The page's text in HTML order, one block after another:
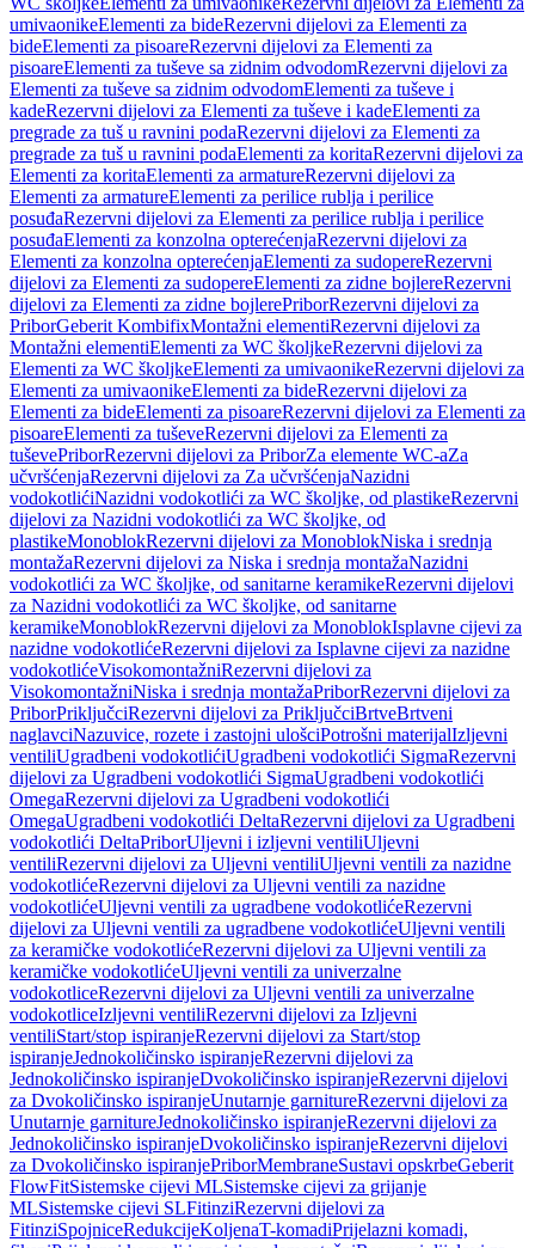
umivaonikeElementi za bideRezervni dijelovi za Elementi za
bideElementi za pisoareRezervni dijelovi za Elementi za
pisoareElementi za tuševe sa zidnim odvodomRezervni dijelovi za
Elementi za tuševe sa zidnim odvodomElementi za tuševe i
kadeRezervni dijelovi za Elementi za tuševe i kadeElementi za
pregrade za tuš u ravnini podaRezervni dijelovi za Elementi za
pregrade za tuš u ravnini podaElementi za koritaRezervni dijelovi za
Elementi za koritaElementi za armatureRezervni dijelovi za
Elementi za armatureElementi za perilice rublja i perilice
posuđaRezervni dijelovi za Elementi za perilice rublja i perilice
posuđaElementi za konzolna opterećenjaRezervni dijelovi za
Elementi za konzolna opterećenjaElementi za sudopereRezervni
dijelovi za Elementi za sudopereElementi za zidne bojlereRezervni
dijelovi za Elementi za zidne bojlerePriborRezervni dijelovi za
PriborGeberit KombifixMontažni elementiRezervni dijelovi za
Montažni elementiElementi za WC školjkeRezervni dijelovi za
Elementi za WC školjkeElementi za umivaonikeRezervni dijelovi za
Elementi za umivaonikeElementi za bideRezervni dijelovi za
Elementi za bideElementi za pisoareRezervni dijelovi za Elementi za
pisoareElementi za tuševeRezervni dijelovi za Elementi za
tuševePriborRezervni dijelovi za PriborZa elemente WC-aZa
učvršćenjaRezervni dijelovi za Za učvršćenjaNazidni
vodokotlićiNazidni vodokotlići za WC školjke, od plastikeRezervni
dijelovi za Nazidni vodokotlići za WC školjke, od
plastikeMonoblokRezervni dijelovi za MonoblokNiska i srednja
montažaRezervni dijelovi za Niska i srednja montažaNazidni
vodokotlići za WC školjke, od sanitarne keramikeRezervni dijelovi
za Nazidni vodokotlići za WC školjke, od sanitarne
keramikeMonoblokRezervni dijelovi za MonoblokIsplavne cijevi za
nazidne vodokotlićeRezervni dijelovi za Isplavne cijevi za nazidne
vodokotlićeVisokomontažniRezervni dijelovi za
VisokomontažniNiska i srednja montažaPriborRezervni dijelovi za
PriborPriključciRezervni dijelovi za PriključciBrtveBrtveni
naglavciNazuvice, rozete i zastojni ulošciPotrošni materijalIzljevni
ventiliUgradbeni vodokotlićiUgradbeni vodokotlići SigmaRezervni
dijelovi za Ugradbeni vodokotlići SigmaUgradbeni vodokotlići
OmegaRezervni dijelovi za Ugradbeni vodokotlići
OmegaUgradbeni vodokotlići DeltaRezervni dijelovi za Ugradbeni
vodokotlići DeltaPriborUljevni i izljevni ventiliUljevni
ventiliRezervni dijelovi za Uljevni ventiliUljevni ventili za nazidne
vodokotlićeRezervni dijelovi za Uljevni ventili za nazidne
vodokotlićeUljevni ventili za ugradbene vodokotlićeRezervni
dijelovi za Uljevni ventili za ugradbene vodokotlićeUljevni ventili
za keramičke vodokotlićeRezervni dijelovi za Uljevni ventili za
keramičke vodokotlićeUljevni ventili za univerzalne
vodokotliceRezervni dijelovi za Uljevni ventili za univerzalne
vodokotliceIzljevni ventiliRezervni dijelovi za Izljevni
ventiliStart/stop ispiranjeRezervni dijelovi za Start/stop
ispiranjeJednokoličinsko ispiranjeRezervni dijelovi za
Jednokoličinsko ispiranjeDvokoličinsko ispiranjeRezervni dijelovi
za Dvokoličinsko ispiranjeUnutarnje garnitureRezervni dijelovi za
Unutarnje garnitureJednokoličinsko ispiranjeRezervni dijelovi za
Jednokoličinsko ispiranjeDvokoličinsko ispiranjeRezervni dijelovi
za Dvokoličinsko ispiranjePriborMembraneSustavi opskrbeGeberit
FlowFitSistemske cijevi MLSistemske cijevi za grijanje
MLSistemske cijevi SLFitinziRezervni dijelovi za
FitinziSpojniceRedukcijeKoljenaT-komadiPrijelazni komadi,